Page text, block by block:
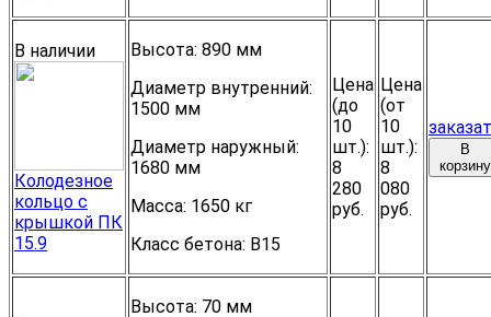
В наличии
Колодезное
кольцо с
крышкой ПК
15.9
Высота: 890 мм
Диаметр внутренний:
1500 мм
Диаметр наружный:
1680 мм
Масса: 1650 кг
Класс бетона: B15
Цена
(до
10
шт.):
8
280
руб.
Цена
(от
10
шт.):
8
080
руб.
В
корзину
Высота: 70 мм